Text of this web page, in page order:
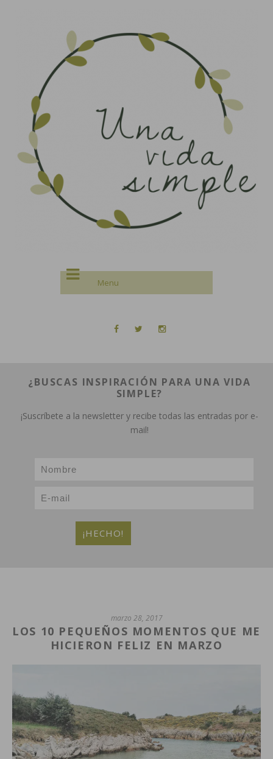
¿BUSCAS INSPIRACIÓN PARA UNA VIDA
SIMPLE?
¡Suscríbete a la newsletter y recibe todas las entradas por e-
mail!
marzo 28, 2017
LOS 10 PEQUEÑOS MOMENTOS QUE ME
HICIERON FELIZ EN MARZO